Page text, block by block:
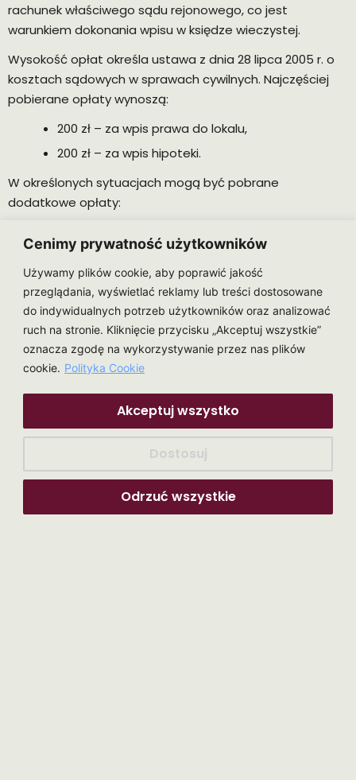
Cenimy prywatność użytkowników
Używamy plików cookie, aby poprawić jakość
przeglądania, wyświetlać reklamy lub treści dostosowane
do indywidualnych potrzeb użytkowników oraz analizować
ruch na stronie. Kliknięcie przycisku „Akceptuj wszystkie”
oznacza zgodę na wykorzystywanie przez nas plików
cookie. Polityka Cookie
Dostosuj
Odrzuć wszystkie
Akceptuj wszystko
rachunek właściwego sądu rejonowego, co jest
warunkiem dokonania wpisu w księdze wieczystej.
Wysokość opłat określa ustawa z dnia 28 lipca 2005 r. o
kosztach sądowych w sprawach cywilnych. Najczęściej
pobierane opłaty wynoszą:
200 zł – za wpis prawa do lokalu,
200 zł – za wpis hipoteki.
W określonych sytuacjach mogą być pobrane
dodatkowe opłaty:
75 zł lub 100 zł – za wykreślenie prawa.
Wynagrodzenie notariusza
Notariuszowi za dokonanie czynności notarialnych
przysługuje wynagrodzenie, nazywane zwyczajowo taksą
notarialną, obliczane zgodnie z Rozporządzeniem
sprawie maksymalnych stawek taksy notarialnej. Taksa
notarialna powiększana jest o należny podatek od
towarów i usług (23%).
Konkretną wysokość taksy notarialnej notariusz ustala ze
stronami czynności.